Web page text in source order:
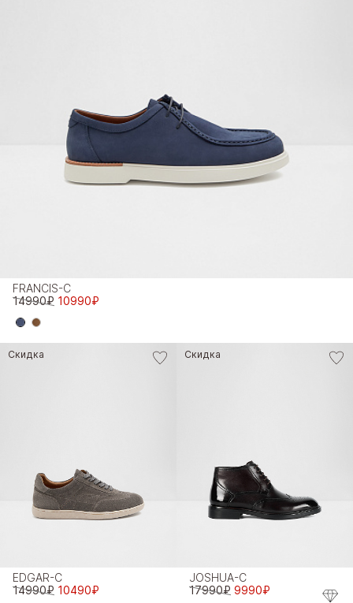
FRANCIS-C
14990₽ 10990₽
EDGAR-C
14990₽ 10490₽
Скидка
JOSHUA-C
17990₽ 9990₽
Скидка